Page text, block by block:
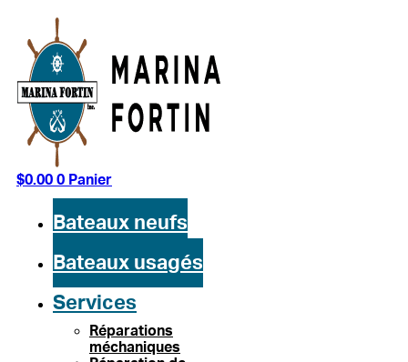
contenu
$0.00 0 Panier
Bateaux neufs
Bateaux usagés
Services
Réparations
méchaniques